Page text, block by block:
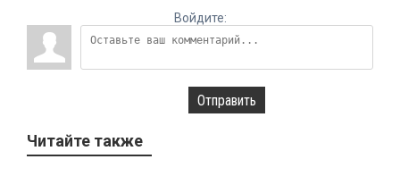
Войдите:
Отправить
Читайте также